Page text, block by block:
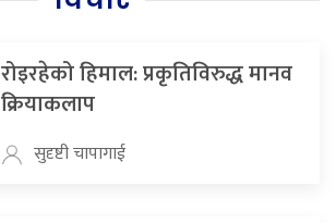
रोइरहेको हिमाल: प्रकृतिविरुद्ध मानव
क्रियाकलाप
सुदृष्टी चापागाई